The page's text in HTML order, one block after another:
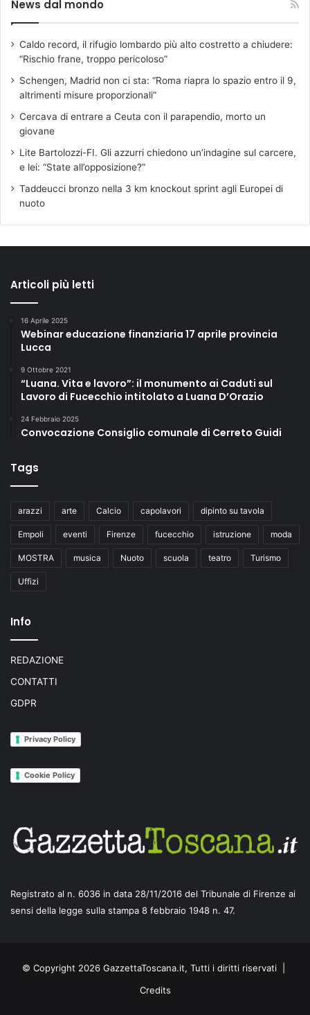
News dal mondo
Caldo record, il rifugio lombardo più alto costretto a chiudere:
“Rischio frane, troppo pericoloso”
Schengen, Madrid non ci sta: “Roma riapra lo spazio entro il 9,
altrimenti misure proporzionali”
Cercava di entrare a Ceuta con il parapendio, morto un
giovane
Lite Bartolozzi-FI. Gli azzurri chiedono un’indagine sul carcere,
e lei: “State all’opposizione?”
Taddeucci bronzo nella 3 km knockout sprint agli Europei di
nuoto
Articoli più letti
16 Aprile 2025
Webinar educazione finanziaria 17 aprile provincia
Lucca
9 Ottobre 2021
“Luana. Vita e lavoro”: il monumento ai Caduti sul
Lavoro di Fucecchio intitolato a Luana D’Orazio
24 Febbraio 2025
Convocazione Consiglio comunale di Cerreto Guidi
Tags
arazzi arte Calcio capolavori dipinto su tavola
Empoli eventi Firenze fucecchio istruzione moda
MOSTRA musica Nuoto scuola teatro Turismo
Uffizi
Info
REDAZIONE
CONTATTI
GDPR
Privacy Policy
Cookie Policy
Registrato al n. 6036 in data 28/11/2016 del Tribunale di Firenze ai
sensi della legge sulla stampa 8 febbraio 1948 n. 47.
© Copyright 2026 GazzettaToscana.it, Tutti i diritti riservati |
Credits